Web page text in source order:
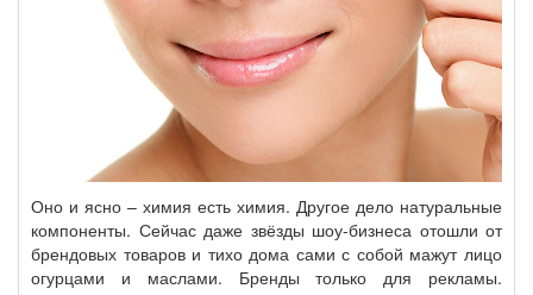
Оно и ясно – химия есть химия. Другое дело натуральные
компоненты. Сейчас даже звёзды шоу-бизнеса отошли от
брендовых товаров и тихо дома сами с собой мажут лицо
огурцами и маслами. Бренды только для рекламы.